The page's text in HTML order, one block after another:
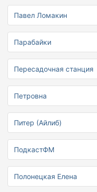
Павел Ломакин
Парабайки
Пересадочная станция
Петровна
Питер (Айлиб)
ПодкастФМ
Полонецкая Елена